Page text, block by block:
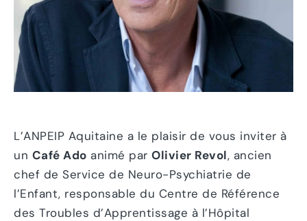
L’ANPEIP Aquitaine a le plaisir de vous inviter à
un Café Ado animé par Olivier Revol, ancien
chef de Service de Neuro-Psychiatrie de
l’Enfant, responsable du Centre de Référence
des Troubles d’Apprentissage à l’Hôpital